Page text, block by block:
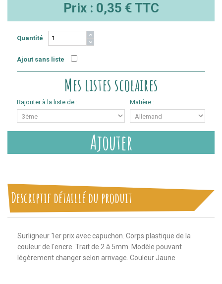
Prix : 0,35 € TTC
Quantité
Ajout sans liste
Mes listes scolaires
Rajouter à la liste de : Matière :
Ajouter
Descriptif détaillé du produit
Surligneur 1er prix avec capuchon. Corps plastique de la
couleur de l'encre. Trait de 2 à 5mm. Modèle pouvant
légèrementchanger selon arrivage. Couleur Jaune